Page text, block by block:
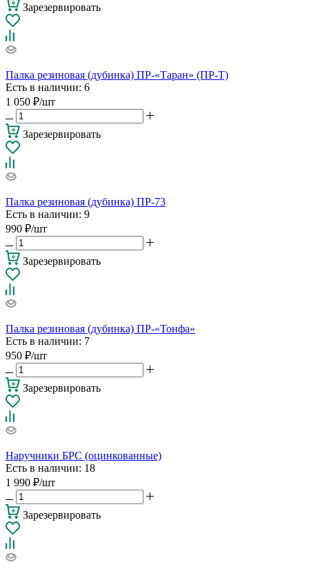
Зарезервировать
Палка резиновая (дубинка) ПР-«Таран» (ПР-Т)
Есть в наличии: 6
1 050 ₽/шт
Зарезервировать
Палка резиновая (дубинка) ПР-73
Есть в наличии: 9
990 ₽/шт
Зарезервировать
Палка резиновая (дубинка) ПР-«Тонфа»
Есть в наличии: 7
950 ₽/шт
Зарезервировать
Наручники БРС (оцинкованные)
Есть в наличии: 18
1 990 ₽/шт
Зарезервировать